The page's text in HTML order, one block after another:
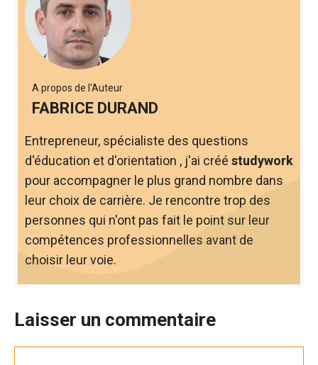
A propos de l'Auteur
FABRICE DURAND
Entrepreneur, spécialiste des questions
d'éducation et d'orientation , j'ai créé studywork
pour accompagner le plus grand nombre dans
leur choix de carrière. Je rencontre trop des
personnes qui n'ont pas fait le point sur leur
compétences professionnelles avant de
choisir leur voie.
Laisser un commentaire